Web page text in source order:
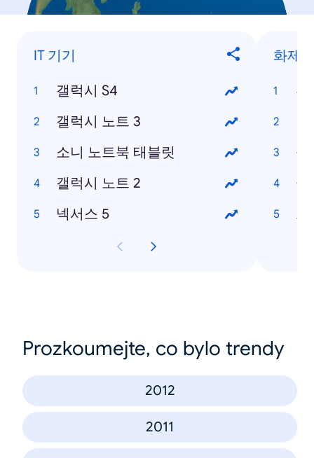
IT 기기
갤럭시 S4
갤럭시 노트 3
소니 노트북 태블릿
갤럭시 노트 2
넥서스 5
화제
류
윤
클
크
Prozkoumejte, co bylo trendy
2012
2011